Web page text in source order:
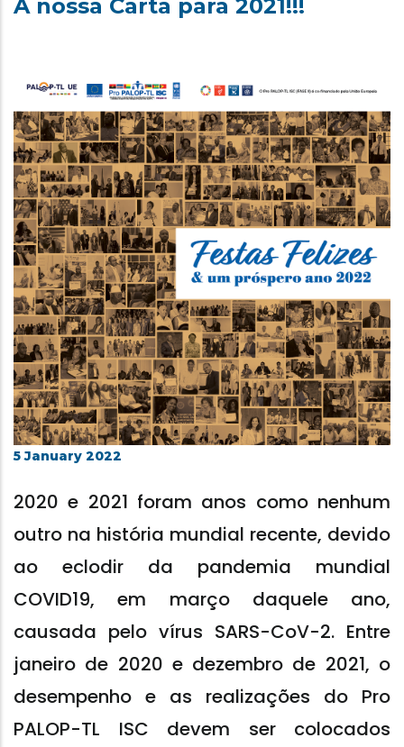
A nossa Carta para 2021!!!
5 January 2022
2020 e 2021 foram anos como nenhum
outro na história mundial recente, devido
ao eclodir da pandemia mundial
COVID19, em março daquele ano,
causada pelo vírus SARS-CoV-2. Entre
janeiro de 2020 e dezembro de 2021, o
desempenho e as realizações do Pro
PALOP-TL ISC devem ser colocados